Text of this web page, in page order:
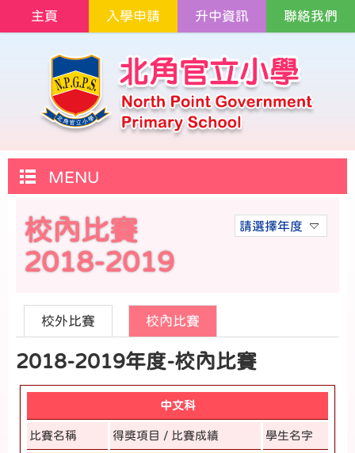
主頁 入學申請 升中資訊 聯絡我們
MENU
請選擇年度
校內比賽
2018-2019
校外比賽 校內比賽
2018-2019年度-校內比賽
中文科
比賽名稱 得獎項目 / 比賽成績 學生名字